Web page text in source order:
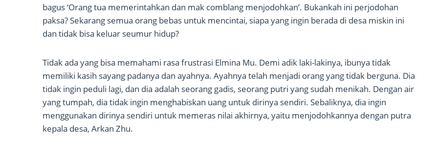
bagus ‘Orang tua memerintahkan dan mak comblang menjodohkan’. Bukankah ini perjodohan
paksa? Sekarang semua orang bebas untuk mencintai, siapa yang ingin berada di desa miskin ini
dan tidak bisa keluar seumur hidup?
Tidak ada yang bisa memahami rasa frustrasi Elmina Mu. Demi adik laki-lakinya, ibunya tidak
memiliki kasih sayang padanya dan ayahnya. Ayahnya telah menjadi orang yang tidak berguna. Dia
tidak ingin peduli lagi, dan dia adalah seorang gadis, seorang putri yang sudah menikah. Dengan air
yang tumpah, dia tidak ingin menghabiskan uang untuk dirinya sendiri. Sebaliknya, dia ingin
menggunakan dirinya sendiri untuk memeras nilai akhirnya, yaitu menjodohkannya dengan putra
kepala desa, Arkan Zhu.